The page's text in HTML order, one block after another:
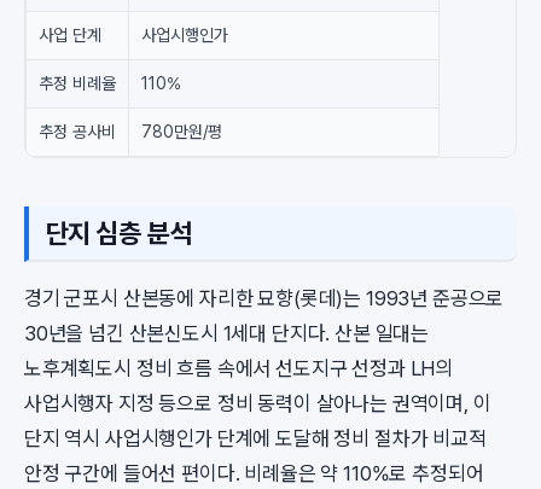
사업 단계 사업시행인가
추정 비례율 110%
추정 공사비 780만원/평
단지 심층 분석
경기 군포시 산본동에 자리한 묘향(롯데)는 1993년 준공으로
30년을 넘긴 산본신도시 1세대 단지다. 산본 일대는
노후계획도시 정비 흐름 속에서 선도지구 선정과 LH의
사업시행자 지정 등으로 정비 동력이 살아나는 권역이며, 이
단지 역시 사업시행인가 단계에 도달해 정비 절차가 비교적
안정 구간에 들어선 편이다. 비례율은 약 110%로 추정되어